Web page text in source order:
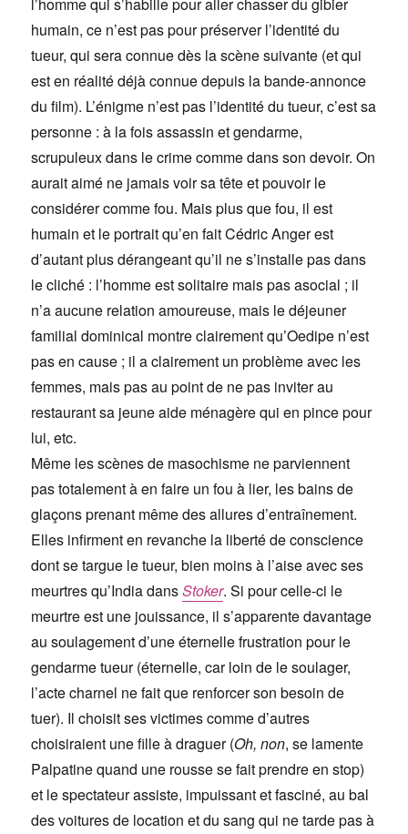
l’homme qui s’habille pour aller chasser du gibier
humain, ce n’est pas pour préserver l’identité du
tueur, qui sera connue dès la scène suivante (et qui
est en réalité déjà connue depuis la bande-annonce
du film). L’énigme n’est pas l’identité du tueur, c’est sa
personne : à la fois assassin et gendarme,
scrupuleux dans le crime comme dans son devoir. On
aurait aimé ne jamais voir sa tête et pouvoir le
considérer comme fou. Mais plus que fou, il est
humain et le portrait qu’en fait Cédric Anger est
d’autant plus dérangeant qu’il ne s’installe pas dans
le cliché : l’homme est solitaire mais pas asocial ; il
n’a aucune relation amoureuse, mais le déjeuner
familial dominical montre clairement qu’Oedipe n’est
pas en cause ; il a clairement un problème avec les
femmes, mais pas au point de ne pas inviter au
restaurant sa jeune aide ménagère qui en pince pour
lui, etc.
Même les scènes de masochisme ne parviennent
pas totalement à en faire un fou à lier, les bains de
glaçons prenant même des allures d’entraînement.
Elles infirment en revanche la liberté de conscience
dont se targue le tueur, bien moins à l’aise avec ses
meurtres qu’India dansStoker. Si pour celle-ci le
meurtre est une jouissance, il s’apparente davantage
au soulagement d’une éternelle frustration pour le
gendarme tueur (éternelle, car loin de le soulager,
l’acte charnel ne fait que renforcer son besoin de
tuer). Il choisit ses victimes comme d’autres
choisiraient une fille à draguer (Oh, non, se lamente
Palpatine quand une rousse se fait prendre en stop)
et le spectateur assiste, impuissant et fasciné, au bal
des voitures de location et du sang qui ne tarde pas à